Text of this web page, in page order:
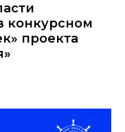
конкурсном
проекта